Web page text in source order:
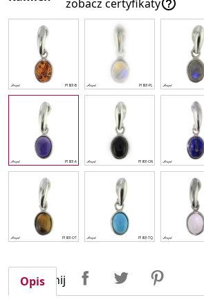
zobacz certyfikaty
Udostępnij UdostępnijTweetuj
Opis